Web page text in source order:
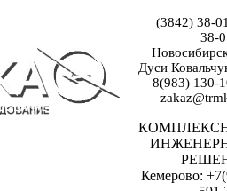
(3842) 38-
38-
Дуси
8(983) 130-
Кемерово: